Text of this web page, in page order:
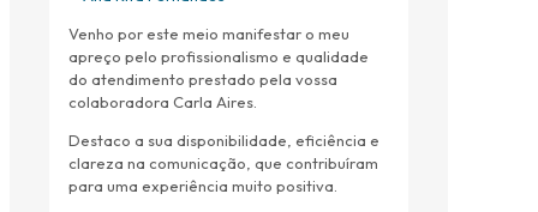
Venho por este meio manifestar o meu
apreço pelo profissionalismo e qualidade
do atendimento prestado pela vossa
colaboradora Carla Aires.
Destaco a sua disponibilidade, eficiência e
clareza na comunicação, que contribuíram
para uma experiência muito positiva.